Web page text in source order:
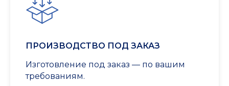
ПРОИЗВОДСТВО ПОД ЗАКАЗ
Изготовление под заказ — по вашим
требованиям.